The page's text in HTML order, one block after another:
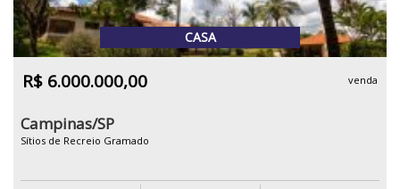
CASA
R$ 6.000.000,00 venda
Campinas/SP
Sítios de Recreio Gramado